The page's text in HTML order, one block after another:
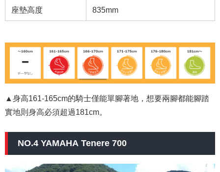
座墊高度 835mm
▲身高161-165cm的騎士僅能單腳著地，想要兩腳都能腳踏
實地則身高必須超過181cm。
NO.4 YAMAHA Tenere 700